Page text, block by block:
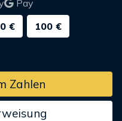
Pay
€ 100 €
Zahlen